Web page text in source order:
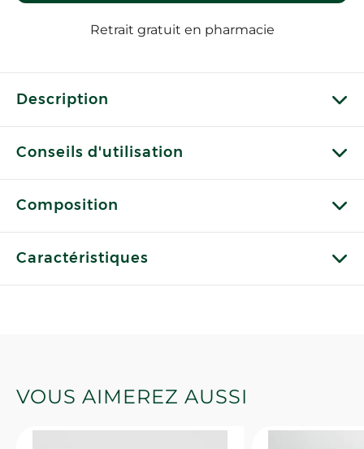
Retrait gratuit en pharmacie
Description
Conseils d'utilisation
Composition
Caractéristiques
VOUS AIMEREZ AUSSI